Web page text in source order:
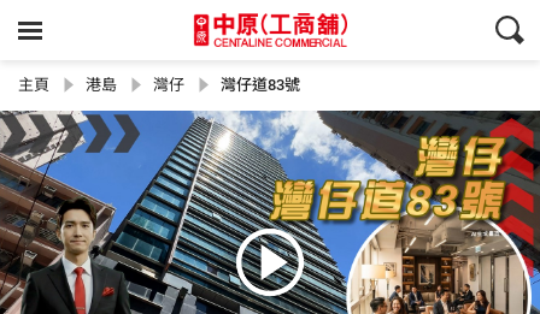
主頁 港島 灣仔 灣仔道83號